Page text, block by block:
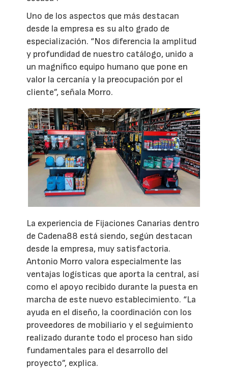
Uno de los aspectos que más destacan
desde la empresa es su alto grado de
especialización. “Nos diferencia la amplitud
y profundidad de nuestro catálogo, unido a
un magnífico equipo humano que pone en
valor la cercanía y la preocupación por el
cliente”, señala Morro.
La experiencia de Fijaciones Canarias dentro
de Cadena88 está siendo, según destacan
desde la empresa, muy satisfactoria.
Antonio Morro valora especialmente las
ventajas logísticas que aporta la central, así
como el apoyo recibido durante la puesta en
marcha de este nuevo establecimiento. “La
ayuda en el diseño, la coordinación con los
proveedores de mobiliario y el seguimiento
realizado durante todo el proceso han sido
fundamentales para el desarrollo del
proyecto”, explica.